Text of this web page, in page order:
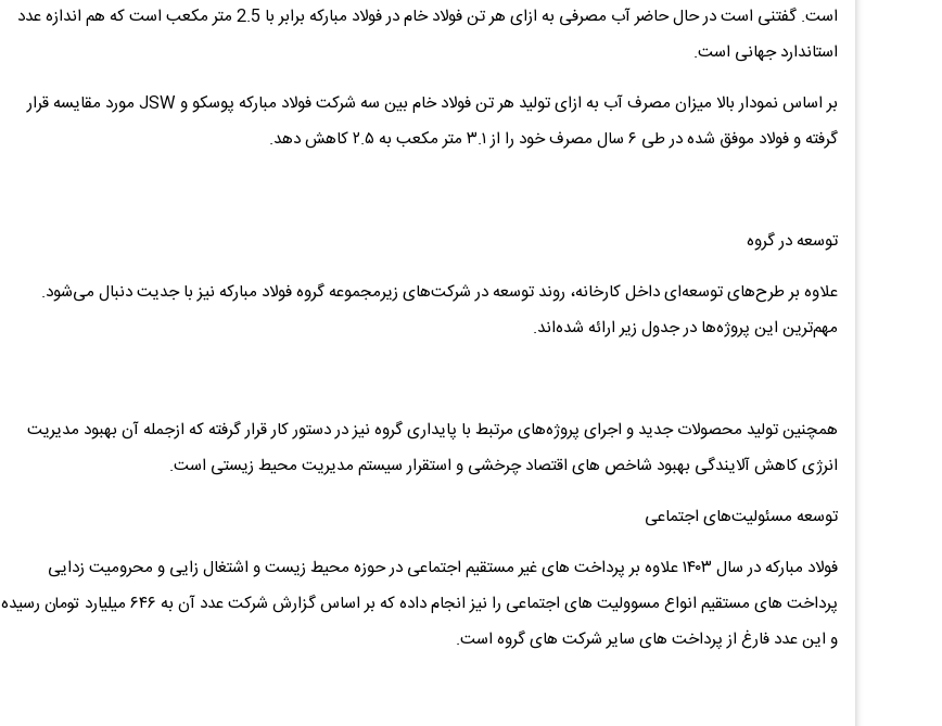
است. گفتنی است در حال حاضر آب مصرفی به ازای هر تن فولاد خام در فولاد مبارکه برابر با 2.5 متر مکعب است که هم اندازه عدد
استاندارد جهانی است.
بر اساس نمودار بالا میزان مصرف آب به ازای تولید هر تن فولاد خام بین سه شرکت فولاد مبارکه پوسکو و JSW مورد مقایسه قرار
گرفته و فولاد موفق شده در طی ۶ سال مصرف خود را از ۳.۱ متر مکعب به ۲.۵ کاهش دهد.
توسعه در گروه
علاوه بر طرح‌های توسعه‌ای داخل کارخانه، روند توسعه در شرکت‌های زیرمجموعه گروه فولاد مبارکه نیز با جدیت دنبال می‌شود.
مهم‌ترین این پروژه‌ها در جدول زیر ارائه شده‌اند.
همچنین تولید محصولات جدید و اجرای پروژه‌های مرتبط با پایداری گروه نیز در دستور کار قرار گرفته که ازجمله آن بهبود مدیریت
انرژی کاهش آلایندگی بهبود شاخص های اقتصاد چرخشی و استقرار سیستم مدیریت محیط زیستی است.
توسعه مسئولیت‌های اجتماعی
فولاد مبارکه در سال ۱۴۰۳ علاوه بر پرداخت های غیر مستقیم اجتماعی در حوزه محیط زیست و اشتغال زایی و محرومیت زدایی
پرداخت های مستقیم انواع مسوولیت های اجتماعی را نیز انجام داده که بر اساس گزارش شرکت عدد آن به ۶۴۶ میلیارد تومان رسیده
و این عدد فارغ از پرداخت های سایر شرکت های گروه است.